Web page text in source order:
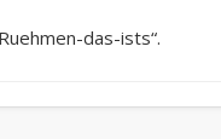
das-ists“.